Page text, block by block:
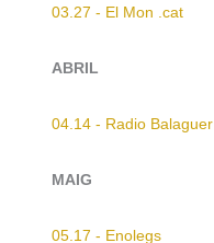
03.27 - El Mon .cat
ABRIL
04.14 - Radio Balaguer
MAIG
05.17 - Enolegs